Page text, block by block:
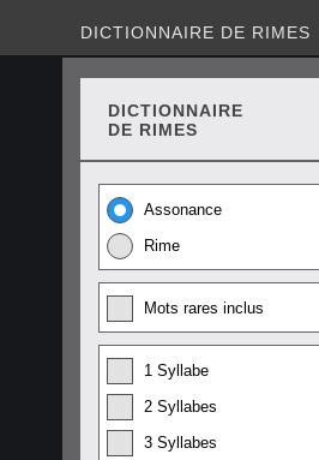
DICTIONNAIRE DE RIMES
DICTIONNAIRE
DE RIMES
Assonance
Rime
Mots rares inclus
1 Syllabe
2 Syllabes
3 Syllabes